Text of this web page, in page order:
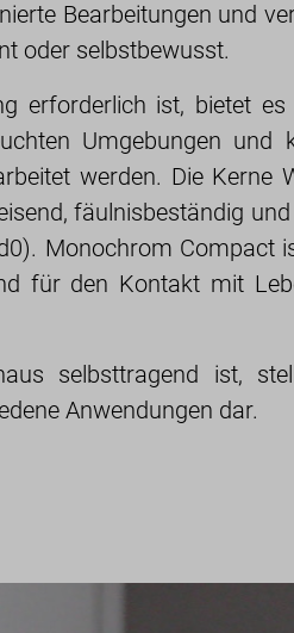
Bearbeitungen und
oder selbstbewusst.
erforderlich ist, bietet
Umgebungen und
werden. Die Kerne
fäulnisbeständig
Monochrom Compact
für den Kontakt mit
selbsttragend ist,
Anwendungen dar.